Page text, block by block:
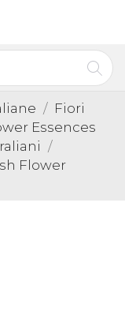
Fiori
Essences
Flower